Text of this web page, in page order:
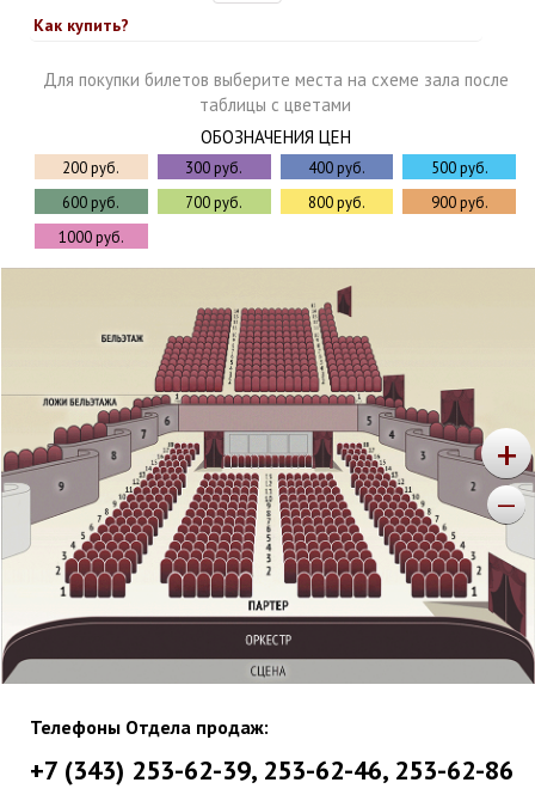
Как купить?
+
—
Телефоны Отдела продаж:
+7 (343) 253-62-39, 253-62-46, 253-62-86
Для покупки билетов выберите места на схеме зала после
таблицы с цветами
ОБОЗНАЧЕНИЯ ЦЕН
200 руб. 300 руб. 400 руб.
500 руб.
600 руб.
700 руб. 800 руб.
900 руб.
1000 руб.